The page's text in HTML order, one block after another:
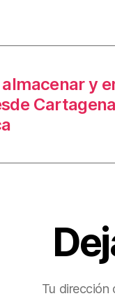
k
y
Tu dirección